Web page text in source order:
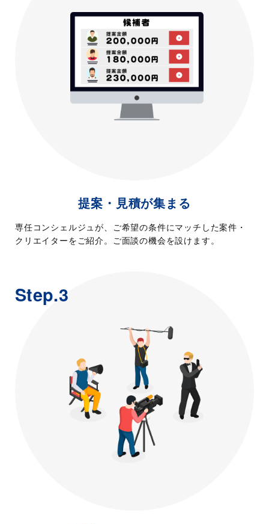
提案・見積が集まる
専任コンシェルジュが、ご希望の条件にマッチした案件・
クリエイターをご紹介。ご面談の機会を設けます。
Step.3